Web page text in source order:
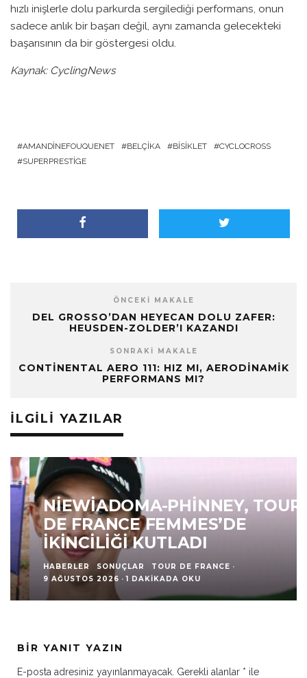
hızlı inişlerle dolu parkurda sergilediği performans, onun
sadece anlık bir başarı değil, aynı zamanda gelecekteki
başarısının da bir göstergesi oldu.
Kaynak: CyclingNews
AMANDINEFOUQUENET BELÇIKA BISIKLET
CYCLOCROSS
SUPERPRESTIGE
ÖNCEKI MAKALE
DEL GROSSO’DAN HEYECAN DOLU ZAFER:
HEUSDEN-ZOLDER’I KAZANDI
SONRAKI MAKALE
CONTINENTAL AERO 111: HIZ MI, AERODINAMIK
PERFORMANS MI?
İLGILI YAZILAR
NIEWIADOMA-PHINNEY, TOUR
DE FRANCE FEMMES’DE
İKINCILIĞI KUTLADI
HABERLER SONUÇLAR TOUR DE FRANCE ·
9 AĞUSTOS 2026 · 1 DAKIKADA OKU
BIR YANIT YAZIN
E-posta adresiniz yayınlanmayacak. Gerekli alanlar * ile